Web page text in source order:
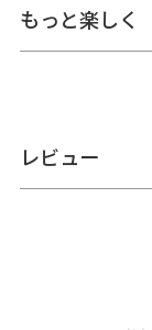
備考
※レー
で、
※ゴー
＜長
もっと楽しく
レビュー